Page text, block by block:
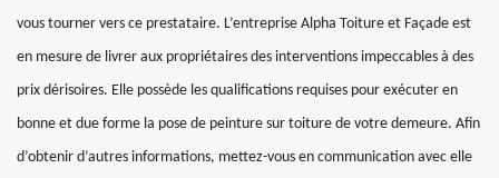
vous tourner vers ce prestataire. L’entreprise Alpha Toiture et Façade est
en mesure de livrer aux propriétaires des interventions impeccables à des
prix dérisoires. Elle possède les qualifications requises pour exécuter en
bonne et due forme la pose de peinture sur toiture de votre demeure. Afin
d’obtenir d’autres informations, mettez-vous en communication avec elle